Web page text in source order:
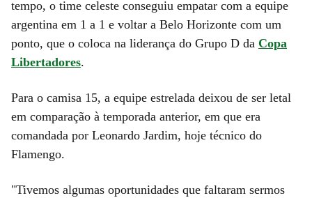
tempo, o time celeste conseguiu empatar com a equipe
argentina em 1 a 1 e voltar a Belo Horizonte com um
ponto, que o coloca na liderança do Grupo D da Copa
Libertadores.
Para o camisa 15, a equipe estrelada deixou de ser letal
em comparação à temporada anterior, em que era
comandada por Leonardo Jardim, hoje técnico do
Flamengo.
"Tivemos algumas oportunidades que faltaram sermos